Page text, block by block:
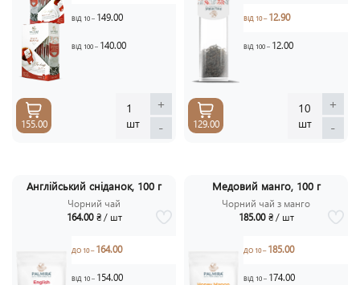
ВІД 10 – 149.00
ВІД 100 – 140.00
1
шт
+
-
155.00
ВІД 10 –12.90
ВІД 100 – 12.00
10
шт
+
-
129.00
Англійський сніданок, 100 г
Чорний чай
164.00 ₴ / шт
ДО 10 –164.00
ВІД 10 – 154.00
Медовий манго, 100 г
Чорний чай з манго
185.00 ₴ / шт
ДО 10 –185.00
ВІД 10 – 174.00